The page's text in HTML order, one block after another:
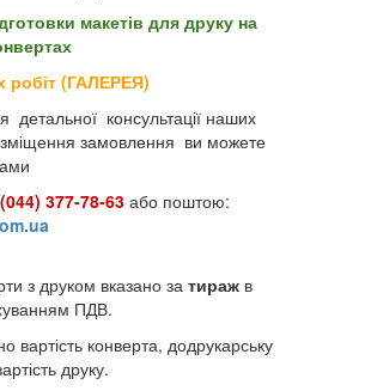
макетів для друку на
робіт (ГАЛЕРЕЯ)
детальної консультації наших
замовлення ви можете
(044) 377-78-63 або поштою:
з друком вказано за тираж в
ПДВ.
вартість конверта, додрукарську
друку.